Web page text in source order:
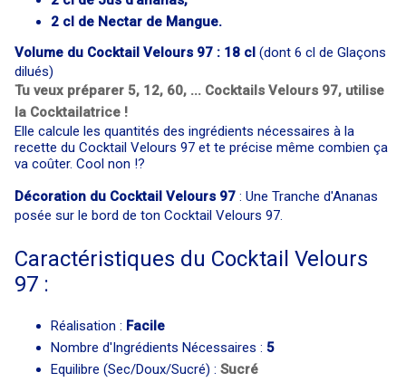
2 cl de Nectar de Mangue.
Volume du Cocktail Velours 97 : 18 cl (dont 6 cl de Glaçons
dilués)
Tu veux préparer 5, 12, 60, ... Cocktails Velours 97, utilise
la Cocktailatrice !
Elle calcule les quantités des ingrédients nécessaires à la
recette du Cocktail Velours 97 et te précise même combien ça
va coûter. Cool non !?
Décoration du Cocktail Velours 97 : Une Tranche d'Ananas
posée sur le bord de ton Cocktail Velours 97.
Caractéristiques du Cocktail Velours
97 :
Réalisation : Facile
Nombre d'Ingrédients Nécessaires : 5
Equilibre (Sec/Doux/Sucré) : Sucré